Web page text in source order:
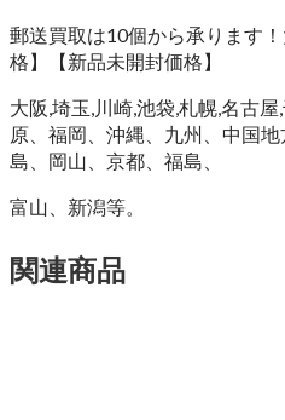
郵送買取は10個から承ります
格】【新品未開封価格】
大阪,埼玉,川崎,池袋,札幌,名古
原、福岡、沖縄、九州、中国
島、岡山、京都、福島、
富山、新潟等。
関連商品